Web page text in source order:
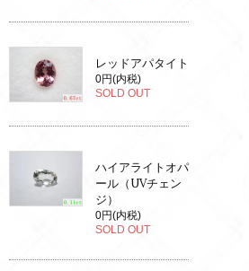
レッドアパタイト
0円(内税)
SOLD OUT
ハイアライトオパ
ール（UVチェン
ジ）
0円(内税)
SOLD OUT